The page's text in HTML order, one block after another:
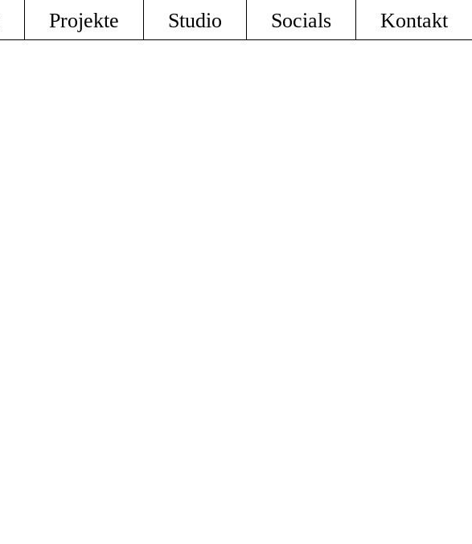
Projekte Studio Socials Kontakt